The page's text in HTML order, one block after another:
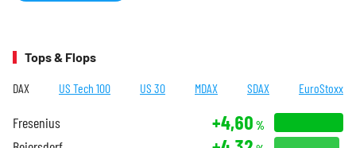
Tops & Flops
DAX US Tech 100 US 30 MDAX SDAX EuroStoxx
Fresenius +4,60 %